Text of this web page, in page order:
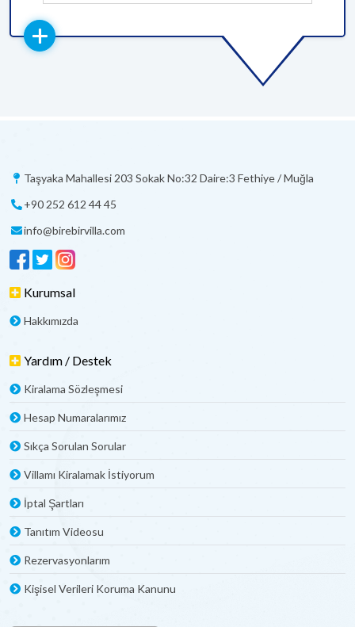
Taşyaka Mahallesi 203 Sokak No:32 Daire:3 Fethiye / Muğla
+90 252 612 44 45
info@birebirvilla.com
Kurumsal
Hakkımızda
Yardım / Destek
Kiralama Sözleşmesi
Hesap Numaralarımız
Sıkça Sorulan Sorular
Villamı Kiralamak İstiyorum
İptal Şartları
Tanıtım Videosu
Rezervasyonlarım
Kişisel Verileri Koruma Kanunu